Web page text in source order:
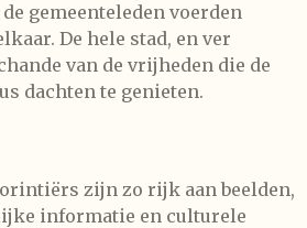
gemeenteleden voerden
De hele stad, en ver
van de vrijheden die de
dachten te genieten.
zijn zo rijk aan beelden,
informatie en culturele